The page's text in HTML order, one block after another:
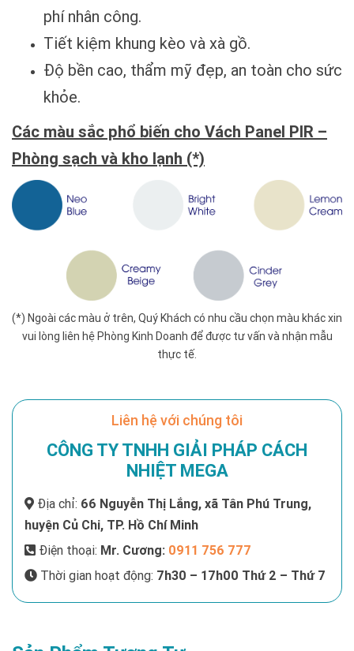
phí nhân công.
Tiết kiệm khung kèo và xà gồ.
Độ bền cao, thẩm mỹ đẹp, an toàn cho sức
khỏe.
Các màu sắc phổ biến cho Vách Panel PIR –
Phòng sạch và kho lạnh (*)
(*) Ngoài các màu ở trên, Quý Khách có nhu cầu chọn màu khác xin
vui lòng liên hệ Phòng Kinh Doanh để được tư vấn và nhận mẫu
thực tế.
Liên hệ với chúng tôi
CÔNG TY TNHH GIẢI PHÁP CÁCH
NHIỆT MEGA
Địa chỉ: 66 Nguyễn Thị Lắng, xã Tân Phú Trung,
huyện Củ Chi, TP. Hồ Chí Minh
Điện thoại: Mr. Cương: 0911 756 777
Thời gian hoạt động: 7h30 – 17h00 Thứ 2 – Thứ 7